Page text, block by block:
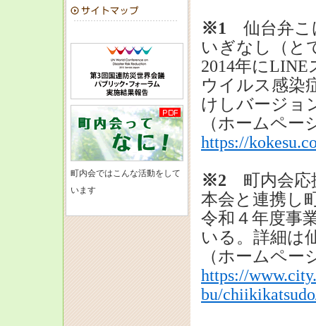
町内会ではこんな活動をして
います
※1 仙台弁こ
いぎなし（と
2014年に
ウイルス感染
けしバージョ
（ホームペー
https://
※2 町内会応
本会と連携し
令和４年度事
いる。詳細は
（ホームペー
https://
bu/